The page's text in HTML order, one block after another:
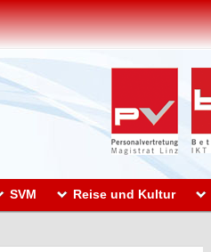
SVM Reise und Kultur